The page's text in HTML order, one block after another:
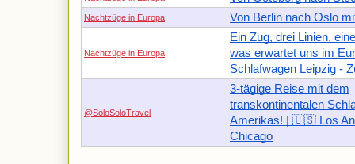
Nachtzüge in Europa Von Berlin nach Oslo
Nachtzüge in Europa
Ein Zug, drei Linien,
was erwartet uns im
Schlafwagen Leipzig -
@SoloSoloTravel
3-tägige Reise mit dem
transkontinentalen
Amerikas! | 🇺🇸 Los
Chicago